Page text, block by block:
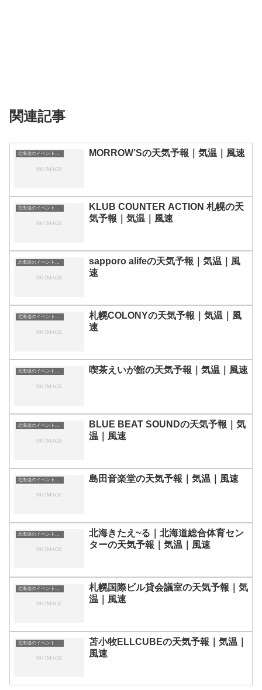
関連記事
北海道のイベント会場一覧 MORROW’Sの天気予報｜気温｜風速
北海道のイベント会場一覧
KLUB COUNTER ACTION 札幌の天
気予報｜気温｜風速
北海道のイベント会場一覧
sapporo alifeの天気予報｜気温｜風
速
北海道のイベント会場一覧
札幌COLONYの天気予報｜気温｜風
速
北海道のイベント会場一覧 喫茶えいが館の天気予報｜気温｜風速
北海道のイベント会場一覧
BLUE BEAT SOUNDの天気予報｜気
温｜風速
北海道のイベント会場一覧 島田音楽堂の天気予報｜気温｜風速
北海きたえ~る｜北海道総合体育セン
ターの天気予報｜気温｜風速
札幌国際ビル貸会議室の天気予報｜気
温｜風速
苫小牧ELLCUBEの天気予報｜気温｜
風速